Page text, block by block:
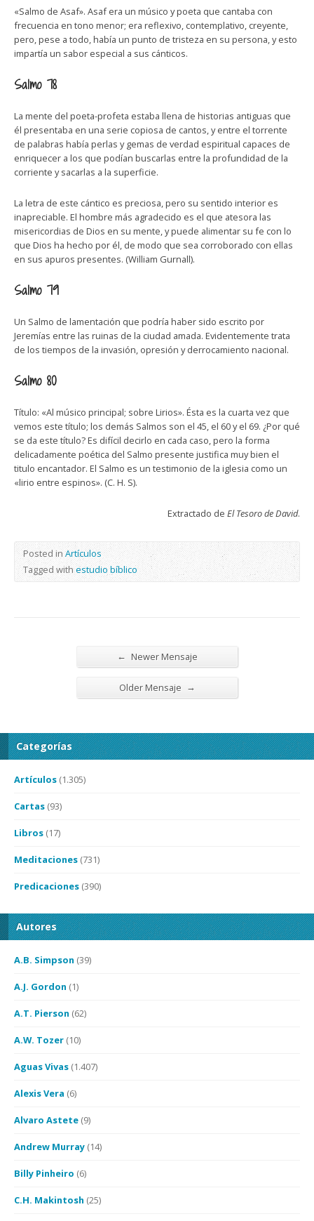
«Salmo de Asaf». Asaf era un músico y poeta que cantaba con
frecuencia en tono menor; era reflexivo, contemplativo, creyente,
pero, pese a todo, había un punto de tristeza en su persona, y esto
impartía un sabor especial a sus cánticos.
Salmo 78
La mente del poeta-profeta estaba llena de historias antiguas que
él presentaba en una serie copiosa de cantos, y entre el torrente
de palabras había perlas y gemas de verdad espiritual capaces de
enriquecer a los que podían buscarlas entre la profundidad de la
corriente y sacarlas a la superficie.
La letra de este cántico es preciosa, pero su sentido interior es
inapreciable. El hombre más agradecido es el que atesora las
misericordias de Dios en su mente, y puede alimentar su fe con lo
que Dios ha hecho por él, de modo que sea corroborado con ellas
en sus apuros presentes. (William Gurnall).
Salmo 79
Un Salmo de lamentación que podría haber sido escrito por
Jeremías entre las ruinas de la ciudad amada. Evidentemente trata
de los tiempos de la invasión, opresión y derrocamiento nacional.
Salmo 80
Título: «Al músico principal; sobre Lirios». Ésta es la cuarta vez que
vemos este título; los demás Salmos son el 45, el 60 y el 69. ¿Por qué
se da este título? Es difícil decirlo en cada caso, pero la forma
delicadamente poética del Salmo presente justifica muy bien el
titulo encantador. El Salmo es un testimonio de la iglesia como un
«lirio entre espinos». (C. H. S).
Extractado de El Tesoro de David.
Posted in Artículos
Tagged withestudio bíblico
← Newer Mensaje
Older Mensaje →
Categorías
Artículos (1.305)
Cartas (93)
Libros (17)
Meditaciones (731)
Predicaciones (390)
Autores
A.B. Simpson (39)
A.J. Gordon (1)
A.T. Pierson (62)
A.W. Tozer (10)
Aguas Vivas (1.407)
Alexis Vera (6)
Alvaro Astete (9)
Andrew Murray (14)
Billy Pinheiro (6)
C.H. Makintosh (25)